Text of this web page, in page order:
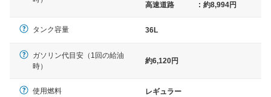
高速道路
: 約8,994円
タンク容量 36L
ガソリン代目安（1回の給油
時）
約6,120円
使用燃料 レギュラー